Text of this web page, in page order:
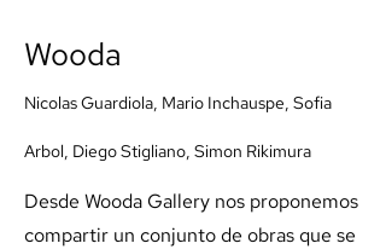
Wooda
Nicolas Guardiola, Mario Inchauspe, Sofia
Arbol, Diego Stigliano, Simon Rikimura
Desde Wooda Gallery nos proponemos
compartir un conjunto de obras que se